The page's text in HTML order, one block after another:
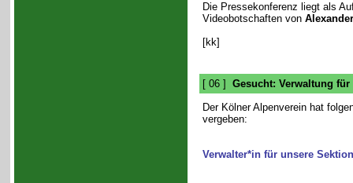
Die Pressekonferenz liegt als
Videobotschaften von Alexander
[kk]
[ 06 ] Gesucht: Verwaltung
Der Kölner Alpenverein hat
vergeben:
Verwalter*in für unsere